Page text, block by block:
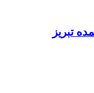
تبریز